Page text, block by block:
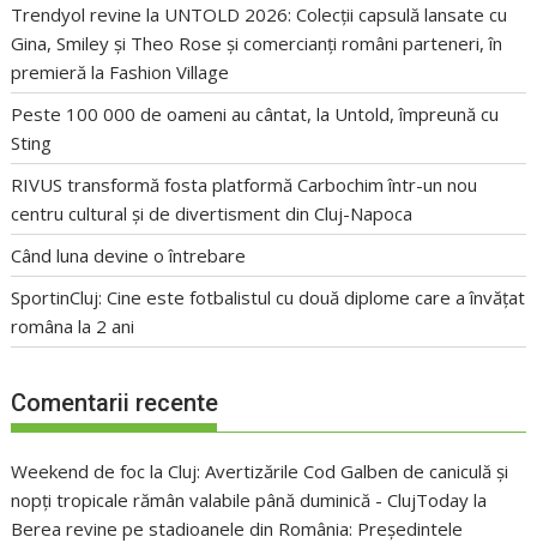
Trendyol revine la UNTOLD 2026: Colecții capsulă lansate cu
Gina, Smiley și Theo Rose și comercianți români parteneri, în
premieră la Fashion Village
Peste 100 000 de oameni au cântat, la Untold, împreună cu
Sting
RIVUS transformă fosta platformă Carbochim într-un nou
centru cultural și de divertisment din Cluj-Napoca
Când luna devine o întrebare
SportinCluj: Cine este fotbalistul cu două diplome care a învățat
româna la 2 ani
Comentarii recente
Weekend de foc la Cluj: Avertizările Cod Galben de caniculă și
nopți tropicale rămân valabile până duminică - ClujToday la
Berea revine pe stadioanele din România: Președintele